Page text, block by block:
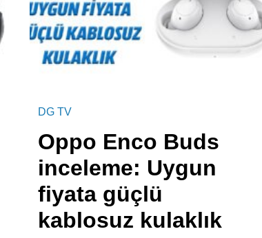
DG TV
Oppo Enco Buds
inceleme: Uygun
fiyata güçlü
kablosuz kulaklık